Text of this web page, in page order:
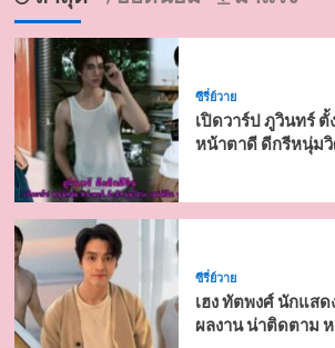
ซีรี่ย์วาย
เปิดวาร์ป ภูวินทร์
หน้าตาดี ดีกรีหนุ่มวิ
ซีรี่ย์วาย
เฮง ทัตพงศ์ นักแส
ผลงาน น่าติดตาม